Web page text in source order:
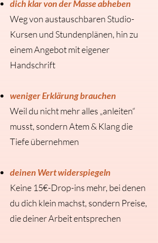
dich klar von der Masse abheben
Weg von austauschbaren Studio-
Kursen und Stundenplänen, hin zu
einem Angebot mit eigener
Handschrift
weniger Erklärung brauchen
Weil du nicht mehr alles „anleiten“
musst, sondern Atem & Klang die
Tiefe übernehmen
deinen Wert widerspiegeln
Keine 15€-Drop-ins mehr, bei denen
du dich klein machst, sondern Preise,
die deiner Arbeit entsprechen